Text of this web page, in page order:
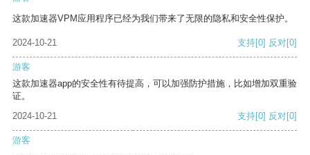
这款加速器VPM应用程序已经为我们带来了无限的隐私和安全性保护。
2024-10-21 支持[0] 反对[0]
游客
这款加速器app的安全性有待提高，可以加强防护措施，比如增加双重验
证。
2024-10-21
支持[0] 反对[0]
游客